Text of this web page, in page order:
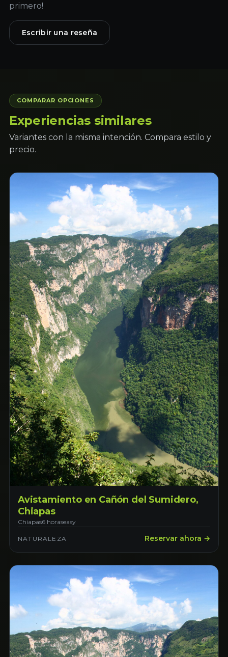
primero!
Escribir una reseña
COMPARAR OPCIONES
Experiencias similares
Variantes con la misma intención. Compara estilo y
precio.
Avistamiento en Cañón del Sumidero,
Chiapas
Chiapas6 horaseasy
NATURALEZA Reservar ahora →